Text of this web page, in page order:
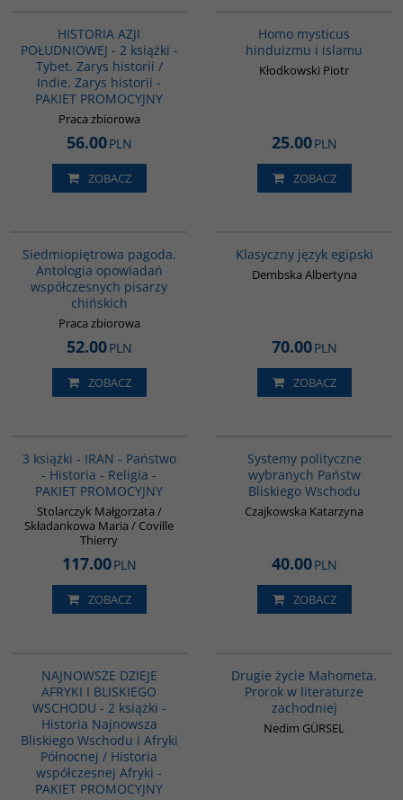
HISTORIA AZJI
POŁUDNIOWEJ - 2 książki -
Tybet. Zarys historii /
Indie. Zarys historii -
PAKIET PROMOCYJNY
Praca zbiorowa
56.00PLN
ZOBACZ
Homo mysticus
hinduizmu i islamu
Kłodkowski Piotr
25.00PLN
ZOBACZ
Siedmiopiętrowa pagoda.
Antologia opowiadań
współczesnych pisarzy
chińskich
Praca zbiorowa
52.00PLN
ZOBACZ
Klasyczny język egipski
Dembska Albertyna
70.00PLN
ZOBACZ
3 książki - IRAN - Państwo
- Historia - Religia -
PAKIET PROMOCYJNY
Stolarczyk Małgorzata /
Składankowa Maria / Coville
Thierry
117.00PLN
ZOBACZ
Systemy polityczne
wybranych Państw
Bliskiego Wschodu
Czajkowska Katarzyna
40.00PLN
ZOBACZ
NAJNOWSZE DZIEJE
AFRYKI I BLISKIEGO
WSCHODU - 2 książki -
Historia Najnowsza
Bliskiego Wschodu i Afryki
Północnej / Historia
współczesnej Afryki -
PAKIET PROMOCYJNY
Drugie życie Mahometa.
Prorok w literaturze
zachodniej
Nedim GÜRSEL